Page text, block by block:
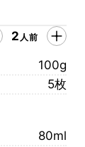
2 人前
100g
5枚
80ml